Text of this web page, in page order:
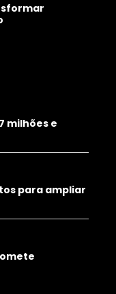
milhões e
para ampliar